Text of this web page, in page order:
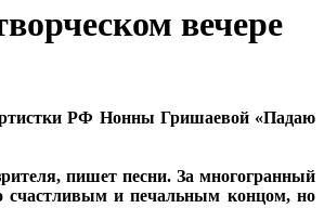
вечере
РФ Нонны Гришаевой «Падаю
пишет песни. За многогранный
счастливым и печальным концом, но